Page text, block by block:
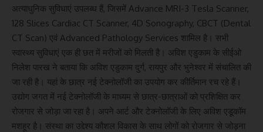
अत्याधुनिक सुविधाएं उपलब्ध हैं, जिसमें Advance MRI-3 Tesla Scanner,
128 Slices Cardiac CT Scanner, 4D Sonography, CBCT (Dental
CT Scan) एवं Advanced Pathology Services शामिल है। सभी
स्वास्थ्य सुविधाएं एक ही छत में मरीजों को मिलती है। अविश एडुकाम के सीईओ
निलेश पारख ने बताया कि अविश एडुकाम दुर्ग, रायपुर और भुनेश्वर में संचालित की
जा रही है। यहां के छात्र नई टेक्नोलॉजी का उपयोग कर कीर्तिमान रच रहे हैं।
उद्योग जगत में नई टेक्नोलॉजी के माध्यम से छात्र-छात्राओं को प्रशिक्षित कर
रोजगार से जोड़ा जा रहा है। अपने आर्ट और टेक्नोलॉजी के लिए अविश एडूकॉम
मशहूर है। संस्था का उद्देश्य कौशल विकास के साथ लोगों को रोजगार से जोड़ना